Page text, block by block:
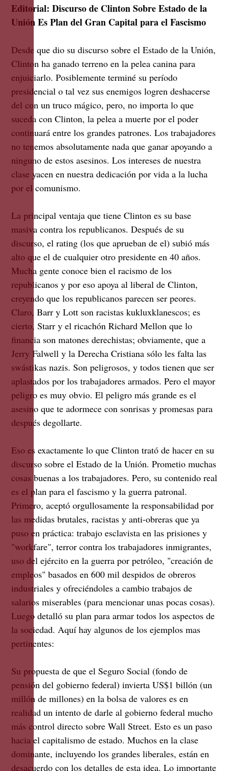
Editorial:Discurso de ClintonSobre Estado de la
Unión Es Plan del Gran Capital para el Fascismo
Desde que dio su discurso sobre el Estado de la Unión,
Clinton ha ganado terreno en la pelea canina para
enjuiciarlo. Posiblemente terminé su período
presidencial o tal vez sus enemigos logren deshacerse
del con un truco mágico, pero, no importa lo que
suceda con Clinton, la pelea a muerte por el poder
continuará entre los grandes patrones. Los trabajadores
no tenemos absolutamente nada que ganar apoyando a
ninguno de estos asesinos. Los intereses de nuestra
clase yacen en nuestra dedicación por vida a la lucha
por el comunismo.
La principal ventaja que tiene Clinton es su base
masiva contra los republicanos. Después de su
discurso, el rating (los que aprueban de el) subió más
alto que el de cualquier otro presidente en 40 años.
Mucha gente conoce bien el racismo de los
republicanos y por eso apoya al liberal de Clinton,
creyendo que los republicanos parecen ser peores.
Claro, Barr y Lott son racistas kukluxklanescos; es
cierto, Starr y el ricachón Richard Mellon que lo
financia son matones derechistas; obviamente, que a
Jerry Falwell y la Derecha Cristiana sólo les falta las
swástikas nazis. Son peligrosos, y todos tienen que ser
aplastados por los trabajadores armados. Pero el mayor
peligro es muy obvio. El peligro más grande es el
asesino que te adormece con sonrisas y promesas para
después degollarte.
Eso es exactamente lo que Clinton trató de hacer en su
discurso sobre el Estado de la Unión. Prometio muchas
cosas buenas a los trabajadores. Pero, su contenido real
es el plan para el fascismo y la guerra patronal.
Primero, aceptó orgullosamente la responsabilidad por
las medidas brutales, racistas y anti-obreras que ya
puso en práctica: trabajo esclavista en las prisiones y
"workfare", terror contra los trabajadores inmigrantes,
uso del ejército en la guerra por petróleo, "creación de
empleos" basados en 600 mil despidos de obreros
industriales y ofreciéndoles a cambio trabajos de
salarios miserables (para mencionar unas pocas cosas).
Luego detalló su plan para armar todos los aspectos de
la sociedad. Aquí hay algunos de los ejemplos mas
pertinentes:
Su propuesta de que el Seguro Social (fondo de
pensión del gobierno federal) invierta US$1 billón (un
millón de millones) en la bolsa de valores es en
realidad un intento de darle al gobierno federal mucho
más control directo sobre Wall Street. Esto es un paso
hacia el capitalismo de estado. Muchos en la clase
dominante, incluyendo los grandes liberales, están en
desacuerdo con los detalles de esta idea. Lo importante